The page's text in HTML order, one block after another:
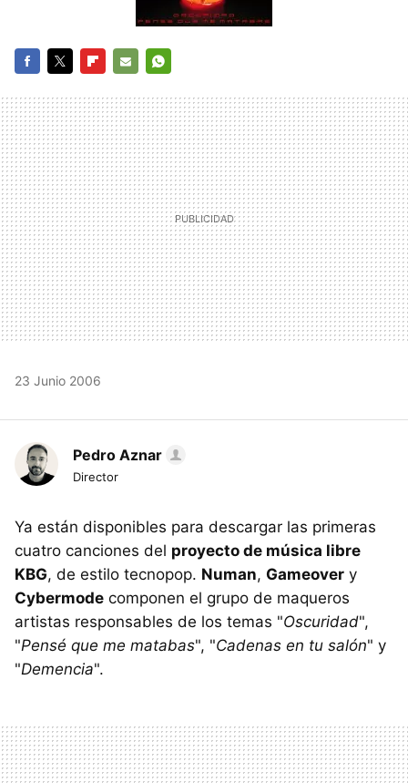
MAIL
23 Junio 2006
Pedro Aznar
Director
Ya están disponibles para descargar las primeras
cuatro canciones del proyecto de música libre
KBG, de estilo tecnopop. Numan, Gameover y
Cybermode componen el grupo de maqueros
artistas responsables de los temas "Oscuridad",
"Pensé que me matabas", "Cadenas en tu salón" y
"Demencia".